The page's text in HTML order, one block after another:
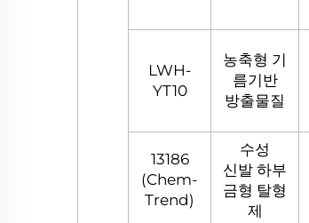
LWH-
YT10
농축형 기
름기반
방출물질
13186
(Chem-
Trend)
수성
신발 하부
금형 탈형
제